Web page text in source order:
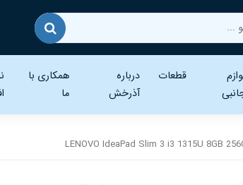
قطعات
درباره
آذرخش
همکاری با
ما